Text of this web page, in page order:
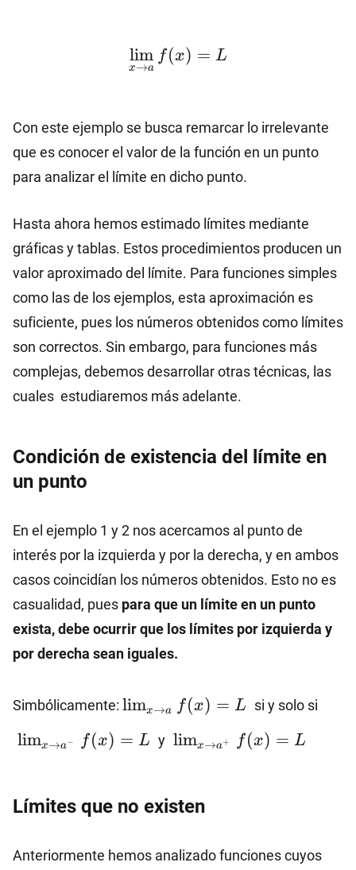
\lim_{x\to a} f(x)=L
x→a
lim f (x) = L
Con este ejemplo se busca remarcar lo irrelevante
que es conocer el valor de la función en un punto
para analizar el límite en dicho punto.
Hasta ahora hemos estimado límites mediante
gráficas y tablas. Estos procedimientos producen un
valor aproximado del límite. Para funciones simples
como las de los ejemplos, esta aproximación es
suficiente, pues los números obtenidos como límites
son correctos. Sin embargo, para funciones más
complejas, debemos desarrollar otras técnicas, las
cuales estudiaremos más adelante.
Condición de existencia del límite en
un punto
En el ejemplo 1 y 2 nos acercamos al punto de
interés por la izquierda y por la derecha, y en ambos
casos coincidían los números obtenidos. Esto no es
casualidad, pues para que un límite en un punto
exista, debe ocurrir que los límites por izquierda y
por derecha sean iguales.
Simbólicamente: \lim_{x\to
f(x)=L~
limx→a f (x) = L si y solo si
limx→a− f (x) = L y ~\lim_{x\to
a^+}
limx→a+ f (x) = L
Límites que no existen
Anteriormente hemos analizado funciones cuyos